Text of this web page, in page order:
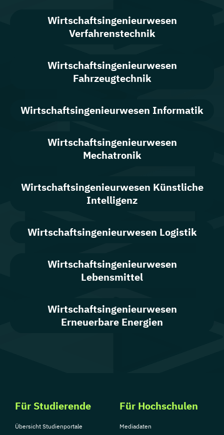
Wirtschafts­ingenieur­wesen
Verfahrenstechnik
Wirtschafts­ingenieur­wesen
Fahrzeugtechnik
Wirtschafts­ingenieur­wesen Informatik
Wirtschafts­ingenieur­wesen
Mechatronik
Wirtschafts­ingenieur­wesen Künstliche
Intelligenz
Wirtschafts­ingenieur­wesen Logistik
Wirtschafts­ingenieur­wesen
Lebensmittel
Wirtschaftsingenieurwesen
Erneuerbare Energien
Für Studierende
Übersicht Studienportale
Für Hochschulen
Mediadaten